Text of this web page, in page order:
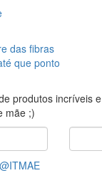
das fibras
que ponto
produtos incríveis e
mãe ;)